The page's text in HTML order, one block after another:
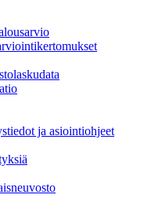
ja asiointiohjeet